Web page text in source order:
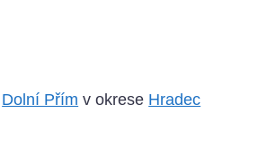
Dolní Přím v okrese Hradec